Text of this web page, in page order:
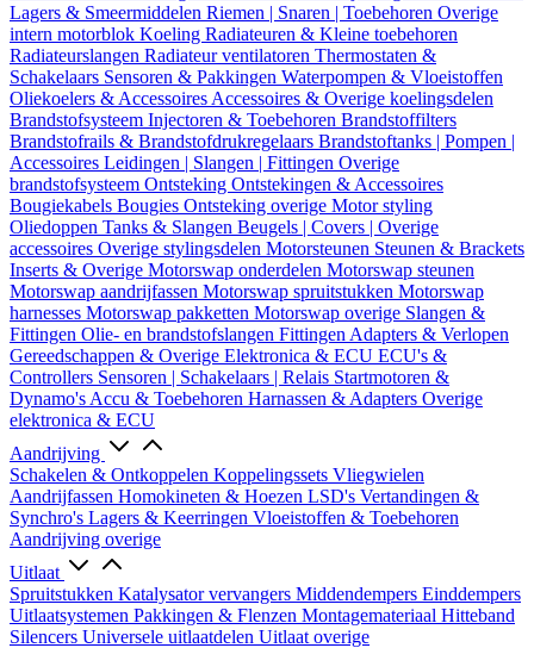
Lagers & Smeermiddelen Riemen | Snaren | Toebehoren Overige
intern motorblok Koeling Radiateuren & Kleine toebehoren
Radiateurslangen Radiateur ventilatoren Thermostaten &
Schakelaars Sensoren & Pakkingen Waterpompen & Vloeistoffen
Oliekoelers & Accessoires Accessoires & Overige koelingsdelen
Brandstofsysteem Injectoren & Toebehoren Brandstoffilters
Brandstofrails & Brandstofdrukregelaars Brandstoftanks | Pompen |
Accessoires Leidingen | Slangen | Fittingen Overige
brandstofsysteem Ontsteking Ontstekingen & Accessoires
Bougiekabels Bougies Ontsteking overige Motor styling
Oliedoppen Tanks & Slangen Beugels | Covers | Overige
accessoires Overige stylingsdelen Motorsteunen Steunen & Brackets
Inserts & Overige Motorswap onderdelen Motorswap steunen
Motorswap aandrijfassen Motorswap spruitstukken Motorswap
harnesses Motorswap pakketten Motorswap overige Slangen &
Fittingen Olie- en brandstofslangen Fittingen Adapters & Verlopen
Gereedschappen & Overige Elektronica & ECU ECU's &
Controllers Sensoren | Schakelaars | Relais Startmotoren &
Dynamo's Accu & Toebehoren Harnassen & Adapters Overige
elektronica & ECU
Aandrijving
Schakelen & Ontkoppelen Koppelingssets Vliegwielen
Aandrijfassen Homokineten & Hoezen LSD's Vertandingen &
Synchro's Lagers & Keerringen Vloeistoffen & Toebehoren
Aandrijving overige
Uitlaat
Spruitstukken Katalysator vervangers Middendempers Einddempers
Uitlaatsystemen Pakkingen & Flenzen Montagemateriaal Hitteband
Silencers Universele uitlaatdelen Uitlaat overige